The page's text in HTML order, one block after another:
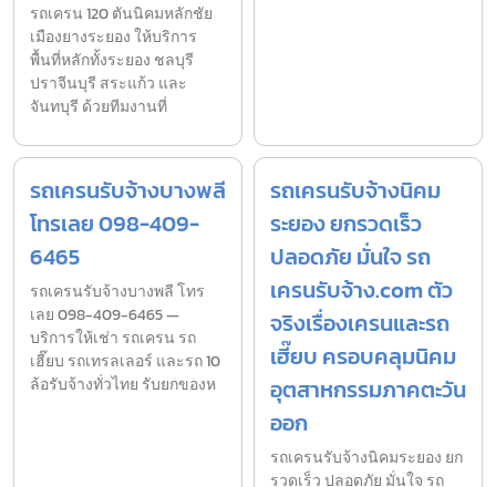
รถเครน 120 ตันนิคมหลักชัย
เมืองยางระยอง ให้บริการ
พื้นที่หลักทั้งระยอง ชลบุรี
ปราจีนบุรี สระแก้ว และ
จันทบุรี ด้วยทีมงานที่
รถเครนรับจ้างบางพลี
โทรเลย 098-409-
6465
รถเครนรับจ้างบางพลี โทร
เลย 098-409-6465 —
บริการให้เช่า รถเครน รถ
เฮี๊ยบ รถเทรลเลอร์ และรถ 10
ล้อรับจ้างทั่วไทย รับยกของห
รถเครนรับจ้างนิคม
ระยอง ยกรวดเร็ว
ปลอดภัย มั่นใจ รถ
เครนรับจ้าง.com ตัว
จริงเรื่องเครนและรถ
เฮี๊ยบ ครอบคลุมนิคม
อุตสาหกรรมภาคตะวัน
ออก
รถเครนรับจ้างนิคมระยอง ยก
รวดเร็ว ปลอดภัย มั่นใจ รถ